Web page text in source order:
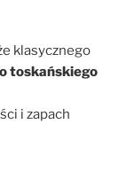
klasycznego
toskańskiego
i zapach